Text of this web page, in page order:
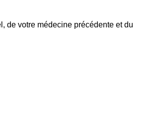
de votre médecine précédente et du